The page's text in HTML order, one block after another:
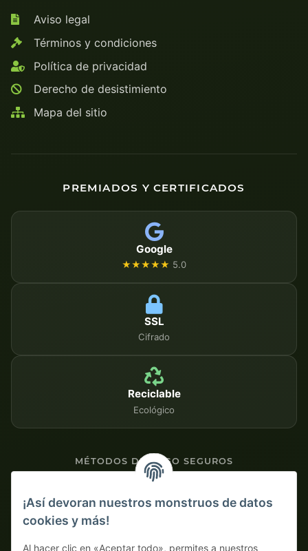
Aviso legal
Términos y condiciones
Política de privacidad
Derecho de desistimiento
Mapa del sitio
PREMIADOS Y CERTIFICADOS
Google
★★★★★ 5.0
SSL
Cifrado
Reciclable
Ecológico
MÉTODOS DE PAGO SEGUROS
Pago por adelantado con descuento
¡Así devoran nuestros monstruos de datos
cookies y más!
Al hacer clic en «Aceptar todo», permites a nuestros